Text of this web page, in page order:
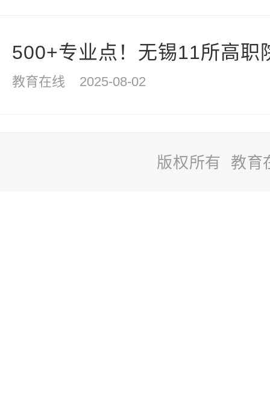
500+专业点！无锡11所高职
教育在线 2025-08-02
版权所有 教育